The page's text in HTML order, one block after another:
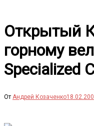
Открытый
горному
Specialized
От Андрей Козаченко